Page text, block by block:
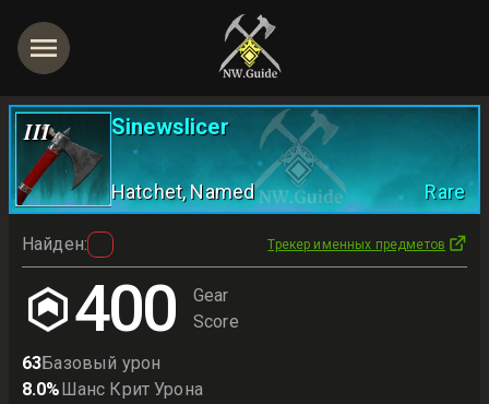
III Sinewslicer
Hatchet, Named Rare
Найден: Трекер именных предметов
400
Gear
Score
63Базовый урон
8.0%Шанс Крит Урона